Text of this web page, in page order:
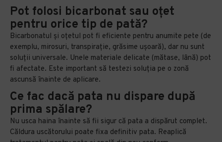
Pot folosi bicarbonat sau oțet
pentru orice tip de pată?
Bicarbonatul și oțetul pot fi eficiente pentru anumite pete (de
exemplu, mirosuri, transpirație, grăsime ușoară), dar nu sunt
soluții universale. Unele materiale delicate (mătase, lână) pot
fi afectate. Este important să testezi soluția pe o zonă
ascunsă înainte de aplicare.
Ce fac dacă pata nu dispare după
prima spălare?
Nu usca haina înainte să fii sigur că pata a dispărut complet.
Căldura uscătorului poate fixa definitiv pata. Reaplică